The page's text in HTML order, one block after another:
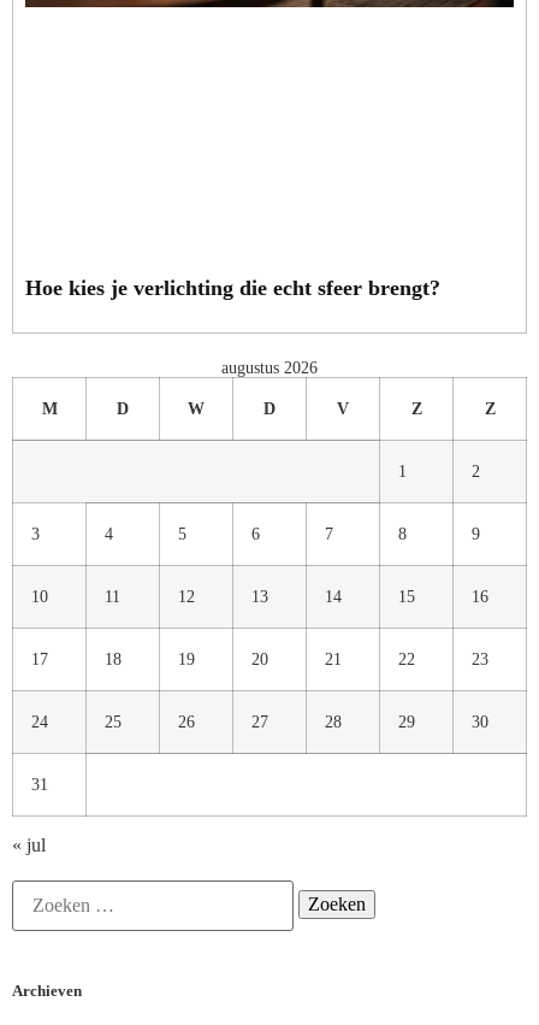
Hoe kies je verlichting die echt sfeer brengt?
augustus 2026
M D W D V Z Z
1 2
3 4 5 6 7 8 9
10 11 12 13 14 15 16
17 18 19 20 21 22 23
24 25 26 27 28 29 30
31
« jul
Archieven